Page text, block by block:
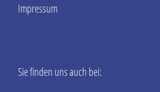
Impressum
Sie finden uns auch bei: